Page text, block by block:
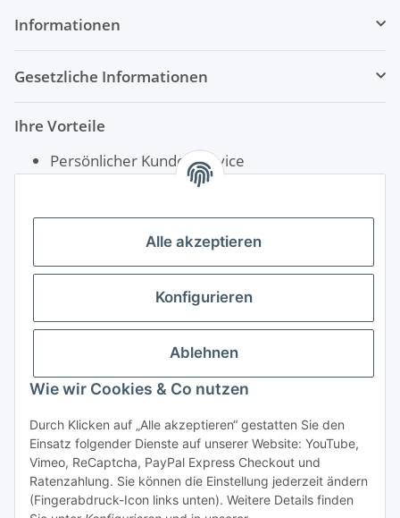
Alle akzeptieren
Konfigurieren
Ablehnen
Wie wir Cookies & Co nutzen
Durch Klicken auf „Alle akzeptieren“ gestatten Sie den
Einsatz folgender Dienste auf unserer Website: YouTube,
Vimeo, ReCaptcha, PayPal Express Checkout und
Ratenzahlung. Sie können die Einstellung jederzeit ändern
(Fingerabdruck-Icon links unten). Weitere Details finden
Informationen
Gesetzliche Informationen
Ihre Vorteile
Persönlicher Kundenservice
Rechnungskauf für Öffentliche Einrichtungen